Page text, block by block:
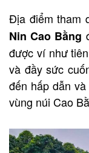
Địa điểm tham
Nin Cao Bằng
được ví như
và đầy sức
đến hấp dẫn
vùng núi Cao